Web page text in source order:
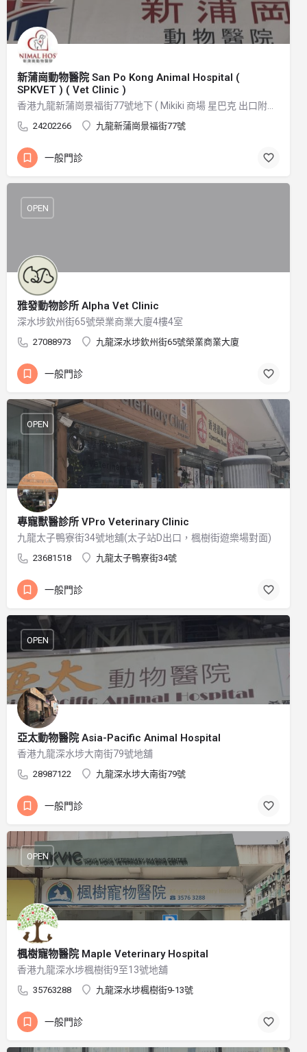
新蒲崗動物醫院 San Po Kong Animal Hospital (
SPKVET ) ( Vet Clinic )
24202266 九龍新蒲崗景福街77號
一般門診
雅發動物診所 Alpha Vet Clinic
深水埗欽州街65號榮業商業大廈4樓4室
27088973 九龍深水埗欽州街65號榮業商業大廈
OPEN
一般門診
專寵獸醫診所 VPro Veterinary Clinic
九龍太子鴨寮街34號地舖(太子站D出口，楓樹街遊樂場對面)
23681518 九龍太子鴨寮街34號
OPEN
一般門診
亞太動物醫院 Asia-Pacific Animal Hospital
香港九龍深水埗大南街79號地舖
28987122 九龍深水埗大南街79號
OPEN
一般門診
楓樹寵物醫院 Maple Veterinary Hospital
香港九龍深水埗楓樹街9至13號地舖
35763288 九龍深水埗楓樹街9-13號
OPEN
一般門診